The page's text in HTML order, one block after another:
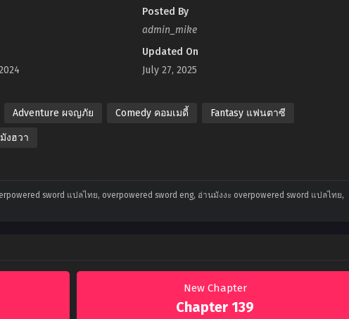
Posted By
admin_mike
Updated On
July 27, 2025
Adventure ผจญภัย Comedy คอมเมดี้ Fantasy แฟนตาซี
มังฮวา
sword แปลไทย, overpowered sword eng, อ่านมังงะ overpowered sword แปลไทย,
New Chapter
Chapter 139